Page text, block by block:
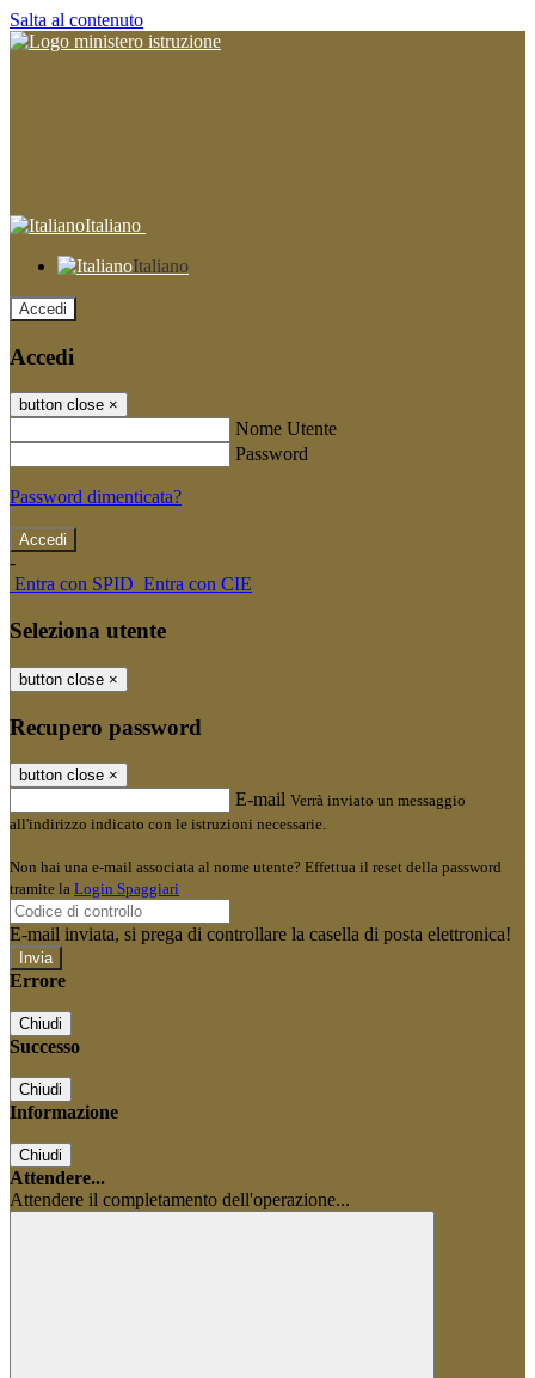
Salta al contenuto
Italiano
Italiano
Accedi
Accedi
button close ×
Nome Utente
Password
Password dimenticata?
-
Entra con SPID Entra con CIE
Seleziona utente
button close ×
Recupero password
button close ×
E-mail Verrà inviato un messaggio
all'indirizzo indicato con le istruzioni necessarie.
Non hai una e-mail associata al nome utente? Effettua il reset della password
tramite la Login Spaggiari
E-mail inviata, si prega di controllare la casella di posta elettronica!
Errore
Chiudi
Successo
Chiudi
Informazione
Chiudi
Attendere...
Attendere il completamento dell'operazione...